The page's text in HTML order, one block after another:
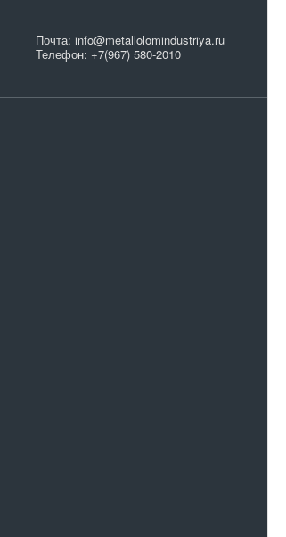
Почта: info@metallolomindustriya.ru
Телефон: +7(967) 580-2010